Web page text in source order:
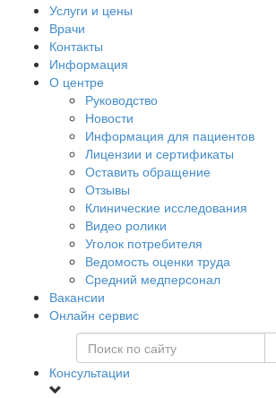
Услуги и цены
Врачи
Контакты
Информация
О центре
Руководство
Новости
Информация для пациентов
Лицензии и сертификаты
Оставить обращение
Отзывы
Клинические исследования
Видео ролики
Уголок потребителя
Ведомость оценки труда
Средний медперсонал
Вакансии
Онлайн сервис
Консультации